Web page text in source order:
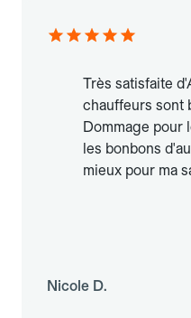
Très satisfaite
chauffeurs sont
Dommage pour
les bonbons
mieux pour ma
Nicole D.